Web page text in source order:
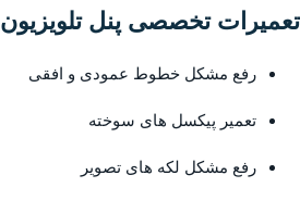
تعمیرات تخصصی پنل تلویزیون
رفع مشکل خطوط عمودی و افقی
تعمیر پیکسل های سوخته
رفع مشکل لکه های تصویر